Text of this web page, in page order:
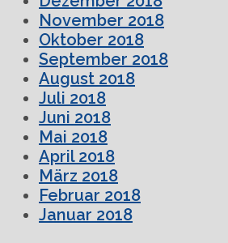
November 2018
Oktober 2018
September 2018
August 2018
Juli 2018
Juni 2018
Mai 2018
April 2018
März 2018
Februar 2018
Januar 2018